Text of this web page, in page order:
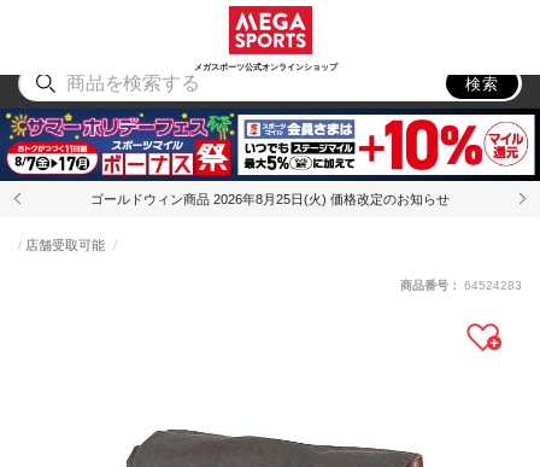
メガスポーツ公式オンラインショップ
アウトドア
検索
ゴールドウィン商品 2026年8月25日(火) 価格改定のお知らせ
店舗受取可能
商品番号： 64524283